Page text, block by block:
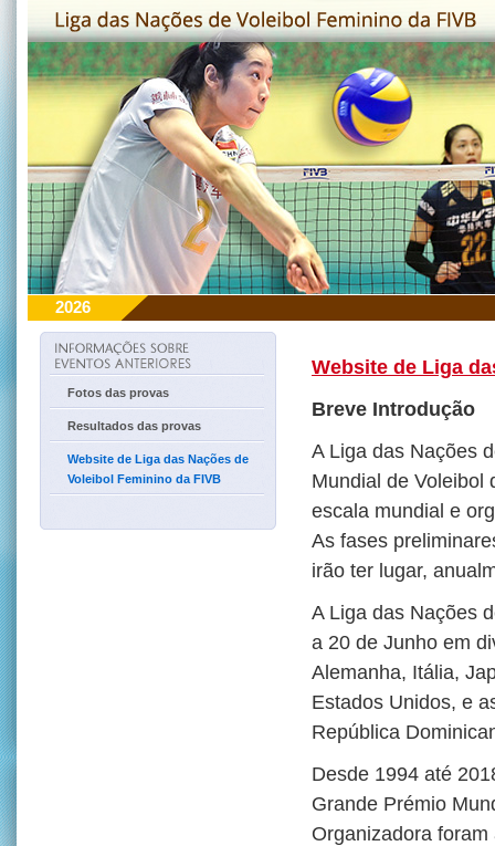
2026
Fotos das provas
Resultados das provas
Website de Liga das Nações de
Voleibol Feminino da FIVB
Website de Liga
Breve Introdução
A Liga das Nações
Mundial de Voleibol
escala mundial e
As fases
irão ter lugar,
A Liga das Nações
a 20 de Junho em
Alemanha, Itália,
Estados Unidos, e
República
Desde 1994 até
Grande Prémio
Organizadora